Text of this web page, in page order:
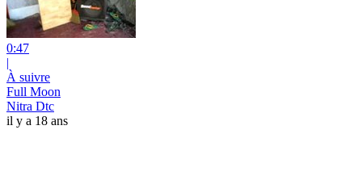
0:47
|
À suivre
Full Moon
Nitra Dtc
il y a 18 ans